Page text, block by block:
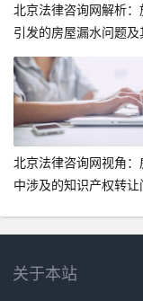
北京法律咨询网解析：
引发的房屋漏水问题
任
北京法律咨询网视角：
中涉及的知识产权转
关于本站